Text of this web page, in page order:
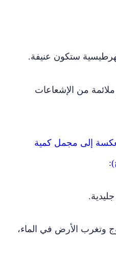
ستكون عنيفة.
من الإشعاعات
إلى مجمل كمية
وتغرب الأرض في الماء،